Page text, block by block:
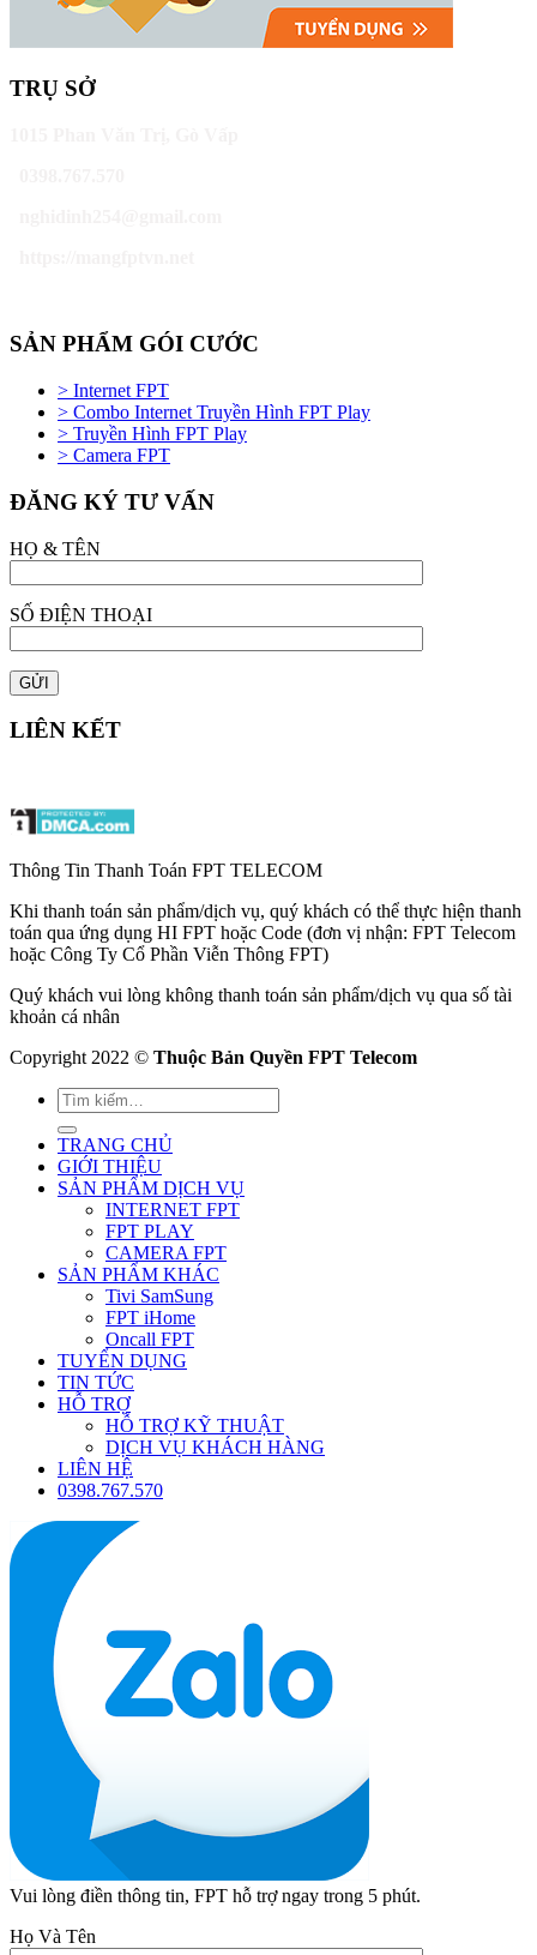
TRỤ SỞ
SẢN PHẨM GÓI CƯỚC
> Internet FPT
> Combo Internet Truyền Hình FPT Play
> Truyền Hình FPT Play
> Camera FPT
ĐĂNG KÝ TƯ VẤN
HỌ & TÊN
SỐ ĐIỆN THOẠI
LIÊN KẾT
Thông Tin Thanh Toán FPT TELECOM
Khi thanh toán sản phẩm/dịch vụ, quý khách có thể thực hiện thanh
toán qua ứng dụng HI FPT hoặc Code (đơn vị nhận: FPT Telecom
hoặc Công Ty Cổ Phần Viễn Thông FPT)
Quý khách vui lòng không thanh toán sản phẩm/dịch vụ qua số tài
khoản cá nhân
Copyright 2022 © Thuộc Bản Quyền FPT Telecom
TRANG CHỦ
GIỚI THIỆU
SẢN PHẨM DỊCH VỤ
INTERNET FPT
FPT PLAY
CAMERA FPT
SẢN PHẨM KHÁC
Tivi SamSung
FPT iHome
Oncall FPT
TUYỂN DỤNG
TIN TỨC
HỖ TRỢ
HỖ TRỢ KỸ THUẬT
DỊCH VỤ KHÁCH HÀNG
LIÊN HỆ
0398.767.570
Vui lòng điền thông tin, FPT hỗ trợ ngay trong 5 phút.
Họ Và Tên